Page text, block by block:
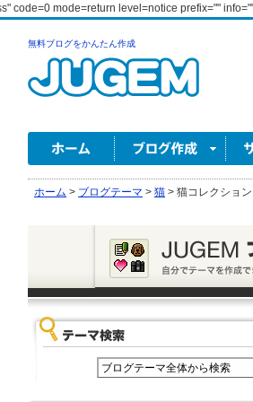
code=0 mode=return level=notice prefix=""
無料ブログをかんたん作成
ホーム > ブログテーマ > 猫 > 猫コレクション